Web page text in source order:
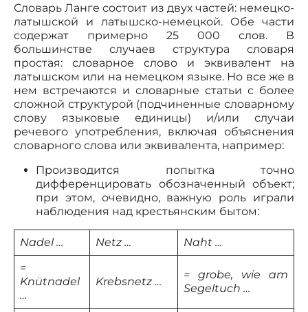
Словарь Ланге состоит из двух частей: немецко-
латышской и латышско-немецкой. Обе части
содержат примерно 25 000 слов. В
большинстве случаев структура словаря
простая: словарное слово и эквивалент на
латышском или на немецком языке. Но все же в
нем встречаются и словарные статьи с более
сложной структурой (подчиненные словарному
слову языковые единицы) и/или случаи
речевого употребления, включая объяснения
словарного слова или эквивалента, например:
Производится попытка точно
дифференцировать обозначенный объект;
при этом, очевидно, важную роль играли
наблюдения над крестьянским бытом:
Nadel … Netz …
Naht …
=
Knütnadel
…
Krebsnetz …
= grobe, wie am
Segeltuch …